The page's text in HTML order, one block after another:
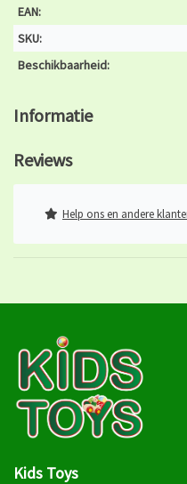
EAN:
SKU:
Beschikbaarheid:
Informatie
Reviews
Help ons en andere
Kids Toys